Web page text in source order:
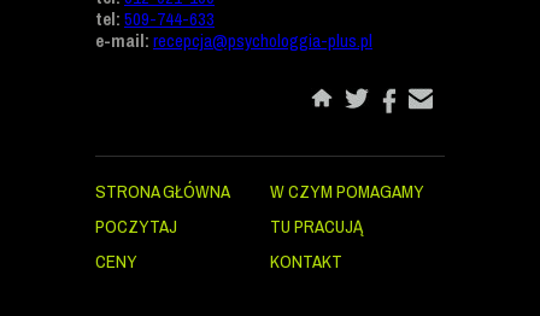
tel:509-744-633
e-mail:recepcja@psychologgia-plus.pl
STRONA GŁÓWNA
W CZYM POMAGAMY
POCZYTAJ
TU PRACUJĄ
CENY
KONTAKT